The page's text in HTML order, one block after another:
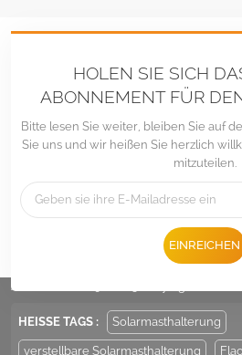
HOLEN SIE SICH
ABONNEMENT FÜR
Bitte lesen Sie weiter, bleiben Sie auf
Sie uns und wir heißen Sie herzlich
mitzuteilen.
EINREICHEN
Sales@LandpowerSolar.com
Add : Unit 206-9, No 15, Duiying Road,
HEISSE TAGS : Solarmasthalterung
verstellbare Solarmasthalterung